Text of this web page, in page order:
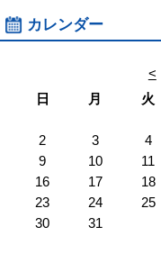
カレンダー
<
日
月 火
2
3 4
9
10 11
16
17 18
23
24 25
30
31